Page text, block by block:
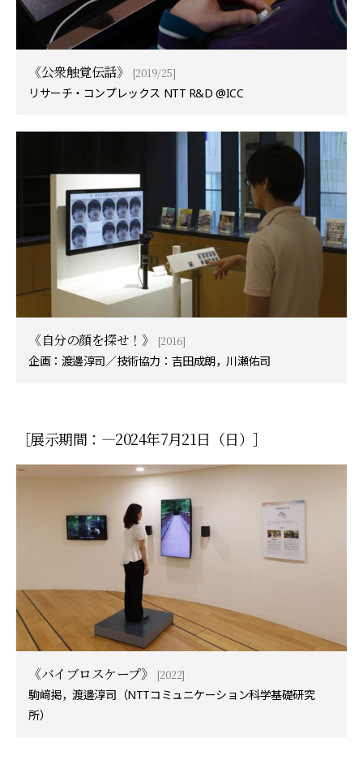
《公衆触覚伝話》
[2019/25]
リサーチ・コンプレックス NTT R&D @ICC
《自分の顔を探せ！》
[2016]
企画：渡邊淳司／技術協力：吉田成朗，川瀬佑司
［展示期間：—2024年7月21日（日）］
《バイブロスケープ》
[2022]
駒﨑掲，渡邊淳司（NTTコミュニケーション科学基礎研究
所）